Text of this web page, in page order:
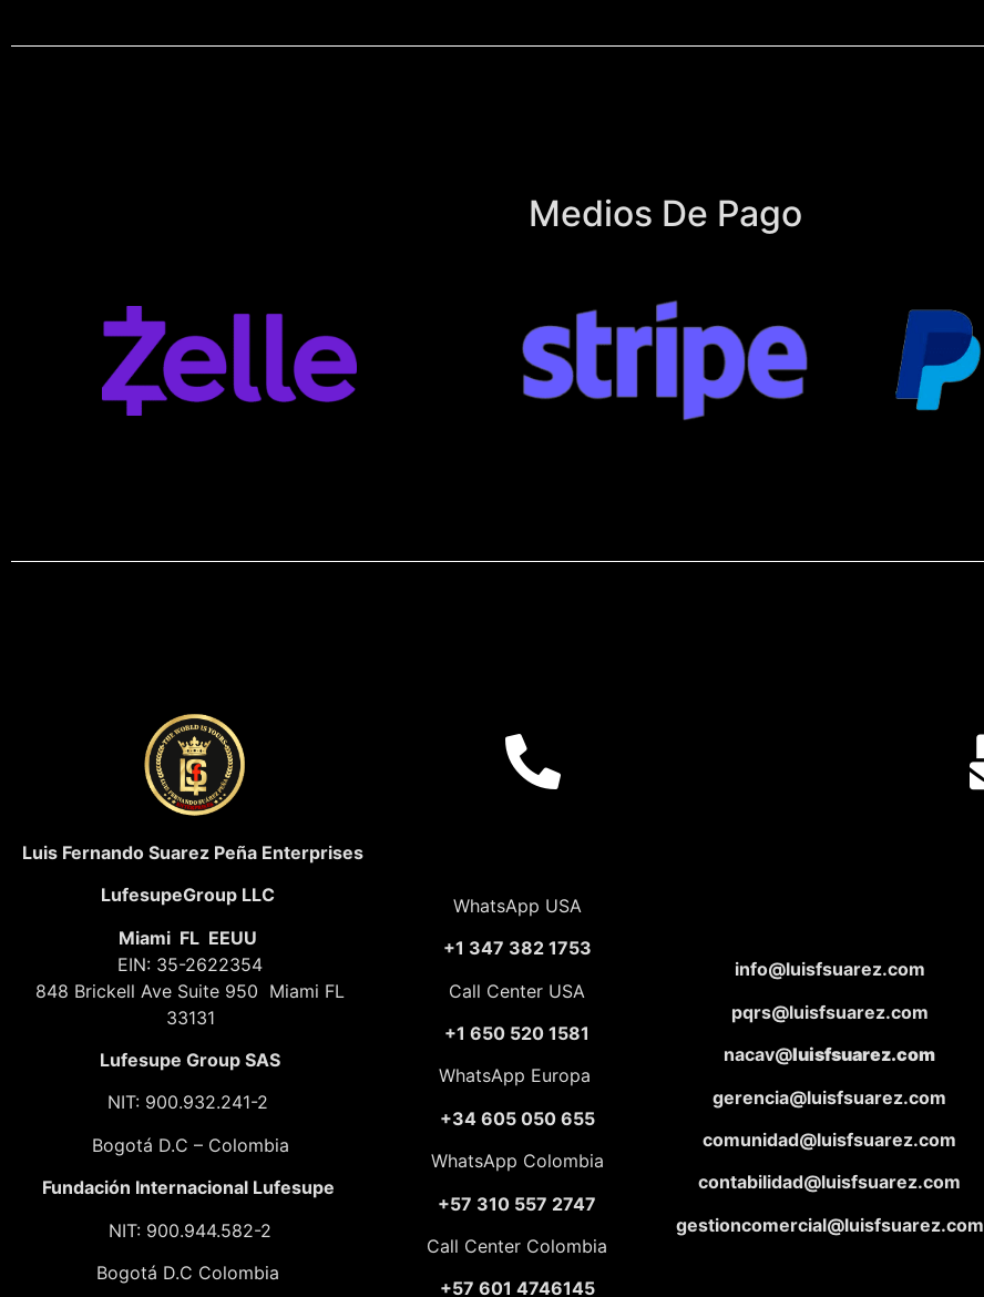
Medios De Pago
Luis Fernando Suarez Peña Enterprises
LufesupeGroup LLC
Miami FL EEUU
EIN: 35-2622354
848 Brickell Ave Suite 950 Miami FL
33131
Lufesupe Group SAS
NIT: 900.932.241-2
Bogotá D.C – Colombia
Fundación Internacional Lufesupe
NIT: 900.944.582-2
Bogotá D.C Colombia
WhatsApp USA
+1 347 382 1753
Call Center USA
+1 650 520 1581
WhatsApp Europa
+34 605 050 655
WhatsApp Colombia
+57 310 557 2747
Call Center Colombia
+57 601 4746145
info@luisfsuarez.com
pqrs@luisfsuarez.com
nacav@luisfsuarez.com
gerencia@luisfsuarez.com
comunidad@luisfsuarez.com
contabilidad@luisfsuarez.com
gestioncomercial@luisfsuarez.com